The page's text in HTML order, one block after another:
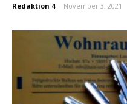
Redaktion 4 - November 3, 2021